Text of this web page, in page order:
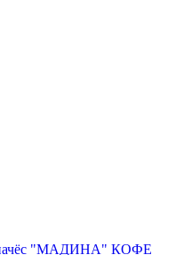
начёс "МАДИНА" КОФЕ